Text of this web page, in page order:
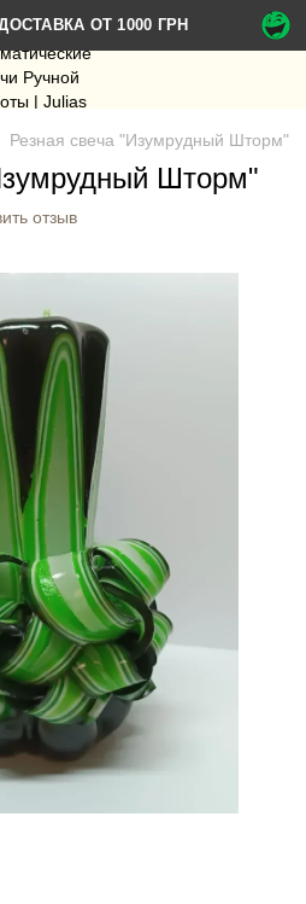
ОТ 1000 ГРН
Резная свеча "Изумрудный Шторм"
Шторм"
отзыв